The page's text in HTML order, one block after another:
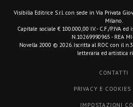
Visibilia Editrice S.r.l. con sede in Via Privata
Milano.
Capitale sociale € 100.000,00 I.V. - C.F./P.IVA
N.10269990965 - REA
Novella 2000 © 2026. Iscritta al ROC con il
letteraria ed artistica
CONTATTI
PRIVACY E COOKIES
IMPOSTAZIONI